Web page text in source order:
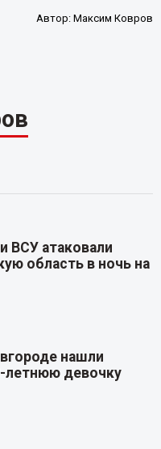
Автор:Максим Ковров
ВСУ атаковали
область в ночь на
нашли
летнюю девочку